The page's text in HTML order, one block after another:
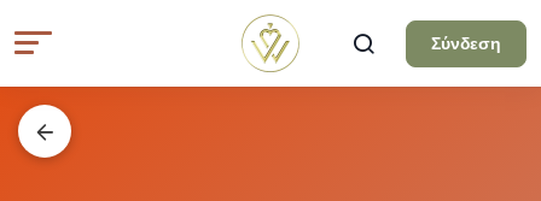
Σύνδεση